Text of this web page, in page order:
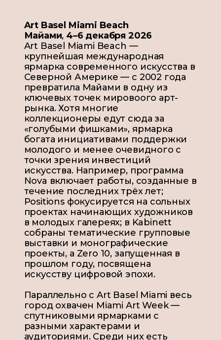
Art Basel Miami Beach
Майами, 4–6 декабря 2026
Art Basel Miami Beach —
крупнейшая международная
ярмарка современного искусства в
Северной Америке— с 2002 года
превратила Майами в одну из
ключевых точек мировоого арт-
рынка. Хотя многие
коллекционеры едут сюда за
«голубыми фишками», ярмарка
богата инициативами поддержки
молодого и менее очевидного с
точки зрения инвестиций
искусства. Например, программа
Nova включает работы, созданные в
течение последних трёх лет;
Positions фокусируется на сольных
проектах начинающих художников
в молодых галереях; в Kabinett
собраны тематические групповые
выставки и монографические
проекты, а Zero 10, запущенная в
прошлом году, посвящена
искусству цифровой эпохи.
Параллельно с Art Basel Miami весь
город охвачен Miami Art Week —
спутниковыми ярмарками с
разными характерами и
аудиториями. Среди них есть